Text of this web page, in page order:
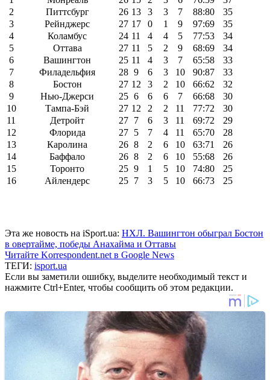
2
Питтсбург 26 13 3 3 7 88:80
35
3
Рейнджерс 27 17 0 1 9 97:69
35
4
Коламбус 24 11 4 4 5 77:53
34
5
Оттава 27 11 5 2 9 68:69
34
6
Вашингтон 25 11 4 3 7 65:58
33
7
Филадельфия 28 9 6 3 10 90:87
33
8
Бостон 27 12 3 2 10 66:62
32
9
Нью-Джерси 25 6 6 6 7 66:68
30
10
Тампа-Бэй 27 12 2 2 11 77:72
30
11
Детройт 27 7 6 3 11 69:72
29
12
Флорида 27 5 7 4 11 65:70
28
13
Каролина 26 8 2 6 10 63:71
26
14
Баффало 26 8 2 6 10 55:68
26
15
Торонто 25 9 1 5 10 74:80
25
16
Айлендерс 25 7 3 5 10 66:73 25
Эта же новость на iSport.ua: НХЛ. Вашингтон обыграл Бостон
в овертайме, победы Анахайма и Оттавы
Читайте Korrespondent.net в Google News
ТЕГИ: isport.ua
Если вы заметили ошибку, выделите необходимый текст и
нажмите Ctrl+Enter, чтобы сообщить об этом редакции.